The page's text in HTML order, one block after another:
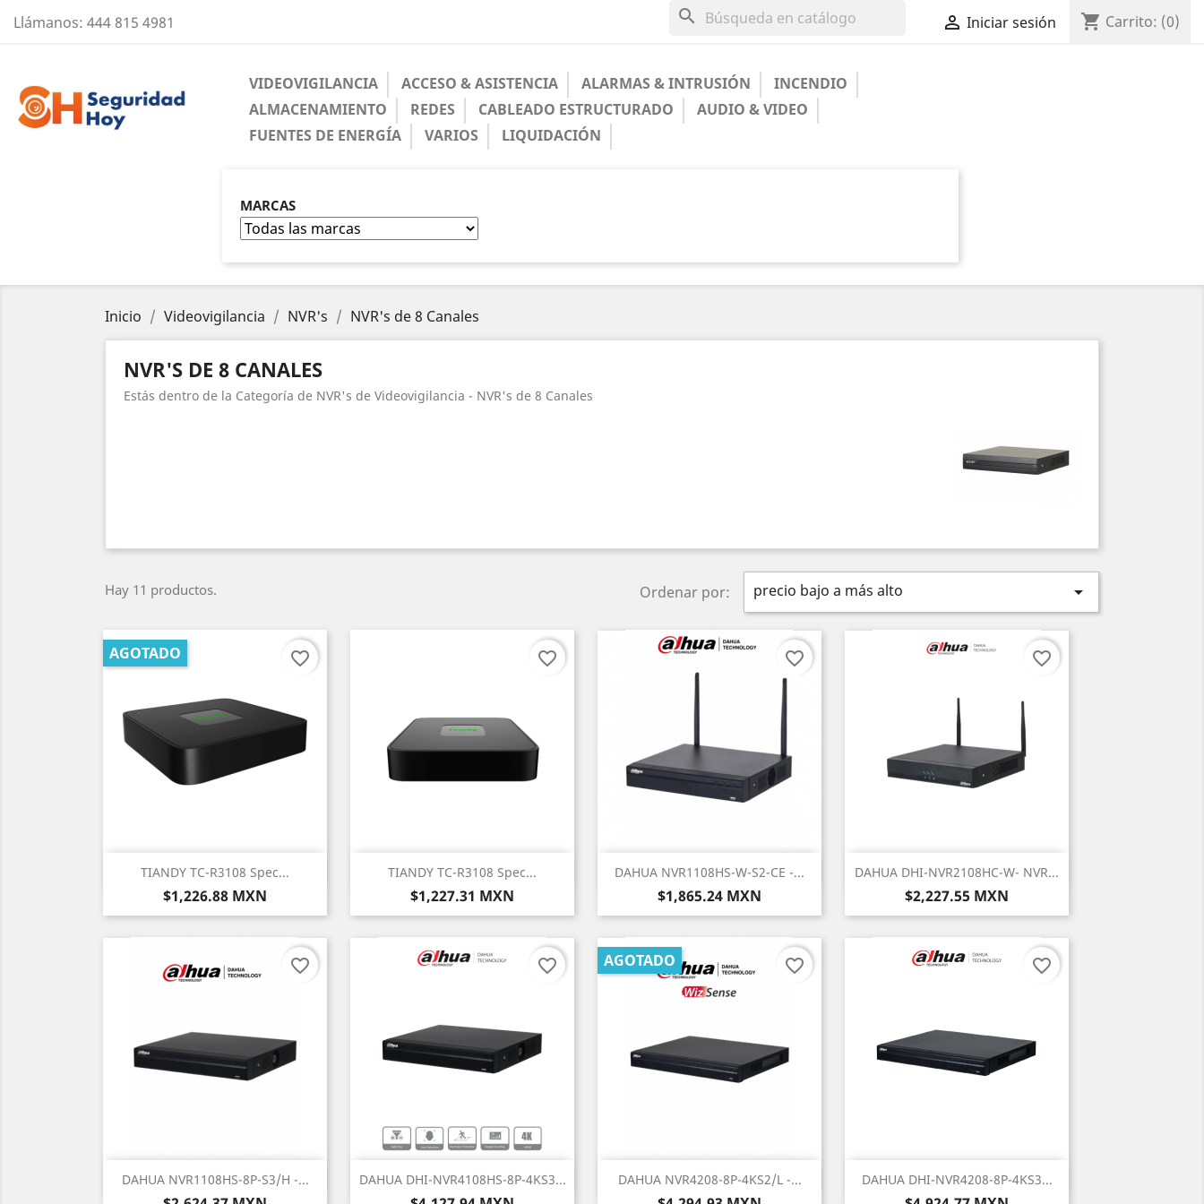
Llámanos: 444 815 4981 search  Iniciar sesión shopping_cart Carrito: (0)
VIDEOVIGILANCIA ACCESO & ASISTENCIA ALARMAS & INTRUSIÓN
INCENDIO
ALMACENAMIENTO
REDES CABLEADO ESTRUCTURADO
AUDIO & VIDEO
FUENTES DE ENERGÍA
VARIOS LIQUIDACIÓN
MARCAS
Inicio Videovigilancia NVR's NVR's de 8 Canales
NVR'S DE 8 CANALES
Estás dentro de la Categoría de NVR's de Videovigilancia - NVR's de 8 Canales
Hay 11 productos. Ordenar por: precio bajo a más alto 
TIANDY TC-R3108 Spec...
Precio
$1,226.88 MXN
AGOTADO
Vista rápida
favorite_border
TIANDY TC-R3108 Spec...
Precio
$1,227.31 MXN
Vista rápida
favorite_border
DAHUA NVR1108HS-W-S2-CE -...
Precio
$1,865.24 MXN
Vista rápida
favorite_border
DAHUA DHI-NVR2108HC-W- NVR...
Precio
$2,227.55 MXN
Vista rápida
favorite_border
DAHUA NVR1108HS-8P-S3/H -...
Vista rápida
favorite_border
DAHUA DHI-NVR4108HS-8P-4KS3...
Vista rápida
favorite_border
DAHUA NVR4208-8P-4KS2/L -...
AGOTADO
Vista rápida
favorite_border
DAHUA DHI-NVR4208-8P-4KS3...
Vista rápida
favorite_border